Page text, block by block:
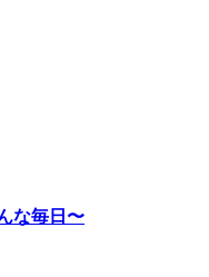
な毎日〜